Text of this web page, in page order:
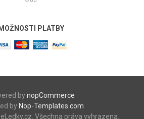
MOŽNOSTI PLATBY
bynopCommerce
byNop-Templates.com
Všechna práva vyhrazena.